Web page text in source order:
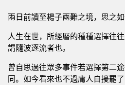
兩日前讀至楊子兩難之境，思之
人生在世，所經曆的種種選擇往
謂隨波逐流者也。
曾自思過往眾多事件若選擇第二
同。如今看來也不過庸人自擾罷了